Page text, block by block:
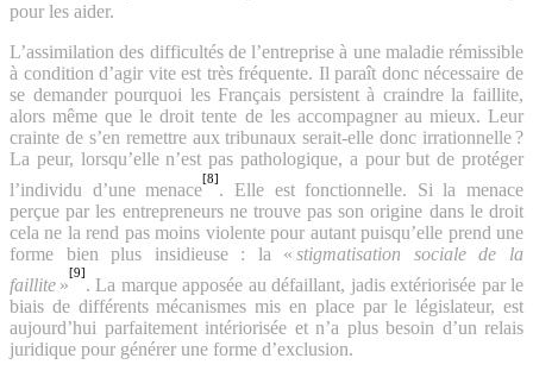
pour les aider.
L’assimilation des difficultés de l’entreprise à une maladie rémissible
à condition d’agir vite est très fréquente. Il paraît donc nécessaire de
se demander pourquoi les Français persistent à craindre la faillite,
alors même que le droit tente de les accompagner au mieux. Leur
crainte de s’en remettre aux tribunaux serait-elle donc irrationnelle ?
La peur, lorsqu’elle n’est pas pathologique, a pour but de protéger
l’individu d’une menace
[8]
. Elle est fonctionnelle. Si la menace
perçue par les entrepreneurs ne trouve pas son origine dans le droit
cela ne la rend pas moins violente pour autant puisqu’elle prend une
forme bien plus insidieuse : la «stigmatisation sociale de la
faillite »
[9]
. La marque apposée au défaillant, jadis extériorisée par le
biais de différents mécanismes mis en place par le législateur, est
aujourd’hui parfaitement intériorisée et n’a plus besoin d’un relais
juridique pour générer une forme d’exclusion.